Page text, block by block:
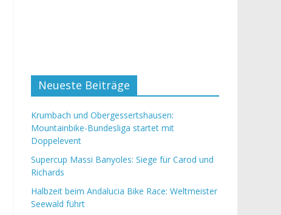
Neueste Beiträge
Krumbach und Obergessertshausen:
Mountainbike-Bundesliga startet mit
Doppelevent
Supercup Massi Banyoles: Siege für Carod und
Richards
Halbzeit beim Andalucia Bike Race: Weltmeister
Seewald führt